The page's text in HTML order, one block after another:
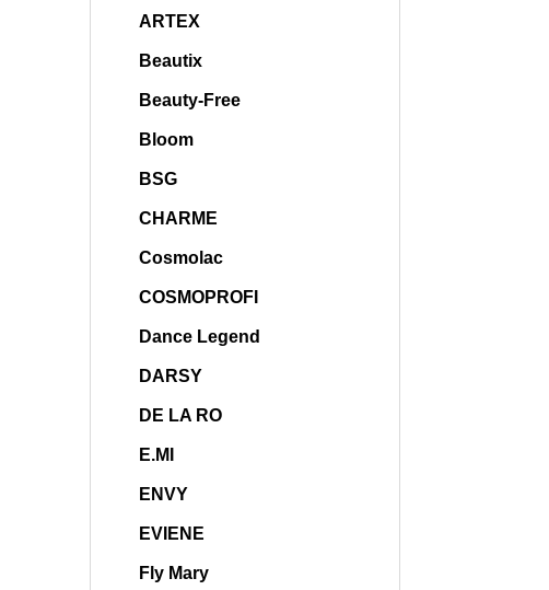
ARTEX
Beautix
Beauty-Free
Bloom
BSG
CHARME
Cosmolac
COSMOPROFI
Dance Legend
DARSY
DE LA RO
E.MI
ENVY
EVIENE
Fly Mary